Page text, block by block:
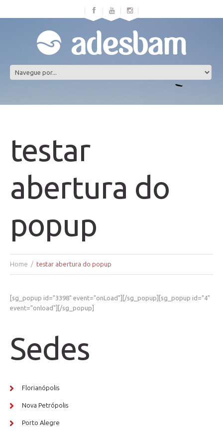
testar
abertura do
popup
Home testar abertura do popup
[sg_popup id="3398" event="onLoad"][/sg_popup][sg_popup id="4"
event="onload"][/sg_popup]
Sedes
Florianópolis
Nova Petrópolis
Porto Alegre